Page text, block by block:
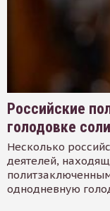
Российские
голодовке
Несколько
деятелей,
однодневную